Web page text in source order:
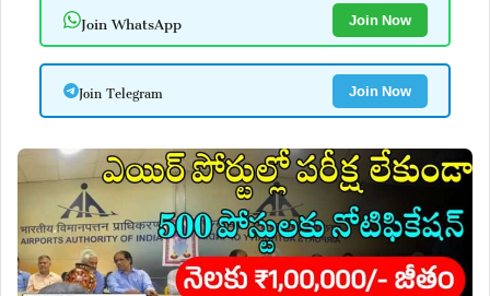
Join WhatsApp Join Now
Join Telegram Join Now